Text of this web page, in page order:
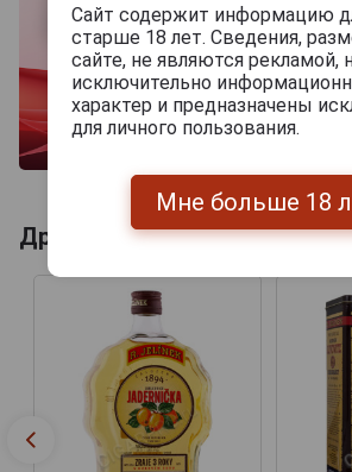
Другие продукты бренда
Сайт содержит информацию
старше 18 лет. Сведения,
сайте, не являются рекламой,
исключительно
характер и предназначены
для личного пользования.
Мне больше 18